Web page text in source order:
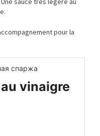
pour la
vinaigre